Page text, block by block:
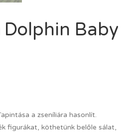
Baby
a zseníliára hasonlít.
figurákat, köthetünk belőle sálat,